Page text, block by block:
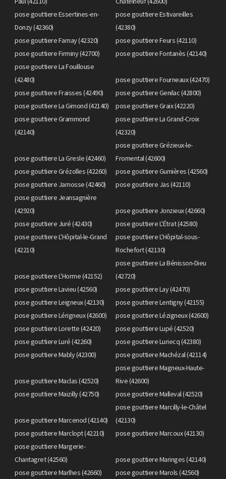
pose gouttiere Essertines-en-
Donzy (42360)
pose gouttiere Estivareilles
(42380)
pose gouttiere Farnay (42320)
pose gouttiere Feurs (42110)
pose gouttiere Firminy (42700)
pose gouttiere Fontanès (42140)
pose gouttiere La Fouillouse
(42480)
pose gouttiere Fourneaux (42470)
pose gouttiere Fraisses (42490)
pose gouttiere Genilac (42800)
pose gouttiere La Gimond (42140)
pose gouttiere Graix (42220)
pose gouttiere Grammond
(42140)
pose gouttiere La Grand-Croix
(42320)
pose gouttiere La Gresle (42460)
pose gouttiere Grézieux-le-
Fromental (42600)
pose gouttiere Grézolles (42260)
pose gouttiere Gumières (42560)
pose gouttiere Jarnosse (42460)
pose gouttiere Jas (42110)
pose gouttiere Jeansagnière
(42920)
pose gouttiere Jonzieux (42660)
pose gouttiere Juré (42430)
pose gouttiere L'Étrat (42580)
pose gouttiere L'Hôpital-le-Grand
(42210)
pose gouttiere L'Hôpital-sous-
Rochefort (42130)
pose gouttiere L'Horme (42152)
pose gouttiere La Bénisson-Dieu
(42720)
pose gouttiere Lavieu (42560)
pose gouttiere Lay (42470)
pose gouttiere Leigneux (42130)
pose gouttiere Lentigny (42155)
pose gouttiere Lérigneux (42600)
pose gouttiere Lézigneux (42600)
pose gouttiere Lorette (42420)
pose gouttiere Lupé (42520)
pose gouttiere Luré (42260)
pose gouttiere Luriecq (42380)
pose gouttiere Mably (42300)
pose gouttiere Machézal (42114)
pose gouttiere Maclas (42520)
pose gouttiere Magneux-Haute-
Rive (42600)
pose gouttiere Maizilly (42750)
pose gouttiere Malleval (42520)
pose gouttiere Marcenod (42140)
pose gouttiere Marcilly-le-Châtel
(42130)
pose gouttiere Marclopt (42210)
pose gouttiere Marcoux (42130)
pose gouttiere Margerie-
Chantagret (42560)
pose gouttiere Maringes (42140)
pose gouttiere Marlhes (42660)
pose gouttiere Marols (42560)